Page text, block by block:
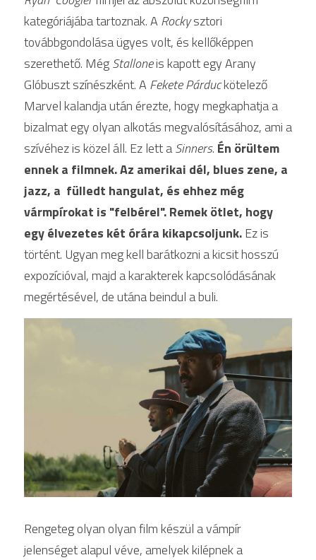
Werk Gallery
News
Stay in Touch
Reach Out
HELP US TO CREATE
POWERED BY
kategóriájába tartoznak. A Rocky sztori
továbbgondolása ügyes volt, és kellőképpen
szerethető. Még Stallone is kapott egy Arany
Glóbuszt színészként. A Fekete Párduc kötelező
Marvel kalandja után érezte, hogy megkaphatja a
bizalmat egy olyan alkotás megvalósításához, ami a
szívéhez is közel áll. Ez lett a Sinners. Én örültem
ennek a filmnek. Az amerikai dél, blues zene, a
jazz, a  fülledt hangulat, és ehhez még
vármpírokat is "felbérel". Remek ötlet, hogy
egy élvezetes két órára kikapcsoljunk. Ez is
történt. Ugyan meg kell barátkozni a kicsit hosszú
expozícióval, majd a karakterek kapcsolódásának
megértésével, de utána beindul a buli.
Rengeteg olyan olyan film készül a vámpír
jelenséget alapul véve, amelyek kilépnek a